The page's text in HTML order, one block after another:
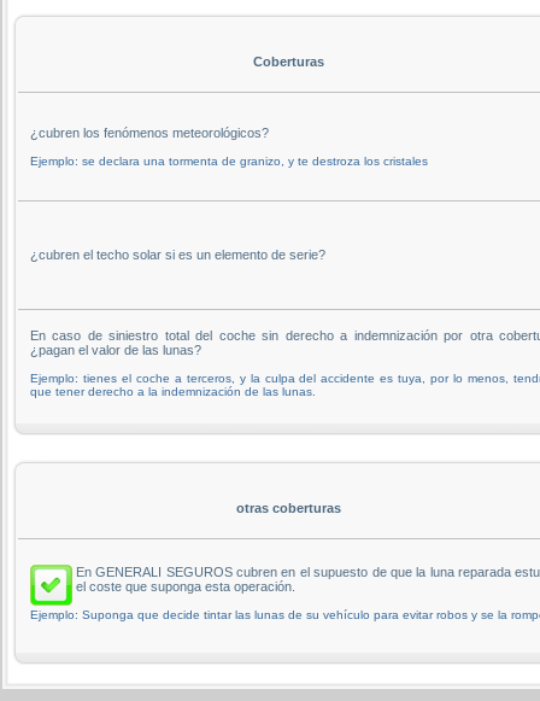
Coberturas
¿cubren los fenómenos meteorológicos?
Ejemplo: se declara una tormenta de granizo, y te destroza los cristales
¿cubren el techo solar si es un elemento de serie?
En caso de siniestro total del coche sin derecho a indemnización por otra
¿pagan el valor de las lunas?
Ejemplo: tienes el coche a terceros, y la culpa del accidente es tuya, por lo menos,
que tener derecho a la indemnización de las lunas.
otras coberturas
En GENERALI SEGUROS cubren en el supuesto de que la luna reparada
el coste que suponga esta operación.
Ejemplo: Suponga que decide tintar las lunas de su vehículo para evitar robos y se la